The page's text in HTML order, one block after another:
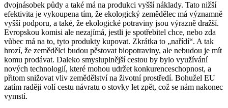
dvojnásobek půdy a také má na produkci vyšší náklady. Tato nižší
efektivita je vykoupena tím, že ekologický zemědělec má významně
vyšší podporu, a také, že ekologické potraviny jsou výrazně dražší.
Evropskou komisi ale nezajímá, jestli je spotřebitel chce, nebo zda
vůbec má na to, tyto produkty kupovat. Zkrátka to „nařídí“. A tak
hrozí, že zemědělci budou pěstovat biopotraviny, ale nebudou je mít
komu prodávat. Daleko smysluplnější cestou by bylo využívání
nových technologií, které mohou udržet konkurenceschopnost, a
přitom snižovat vliv zemědělství na životní prostředí. Bohužel EU
zatím raději volí cestu návratu o stovky let zpět, což se nám nakonec
vymstí.